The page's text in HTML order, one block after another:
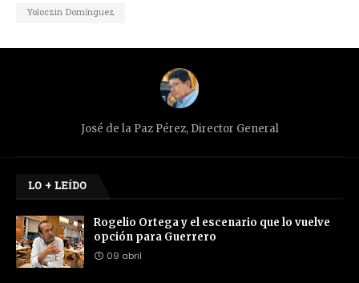
Yoloczin Domínguez
José de la Paz Pérez, Director General
LO + LEÍDO
Rogelio Ortega y el escenario que lo vuelve
opción para Guerrero
09 abril